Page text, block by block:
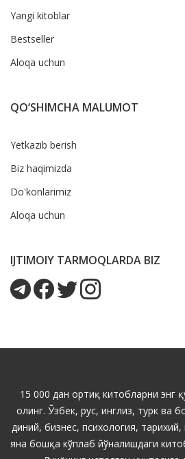
Yangi kitoblar
Bestseller
Aloqa uchun
QO‘SHIMCHA MALUMOT
Yetkazib berish
Biz haqimizda
Do'konlarimiz
Aloqa uchun
IJTIMOIY TARMOQLARDA BIZ
15 000 дан ортиқ китобларни энг
олинг. Ўзбек, рус, инглиз, турк ва
диний, бизнес, психология,
яна бошқа кўплаб йўналишдаги